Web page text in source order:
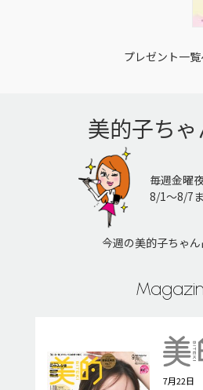
プレゼント一覧
美的子ち
毎週金曜
8/1〜8/7
今週の美的子ちゃ
7月22日